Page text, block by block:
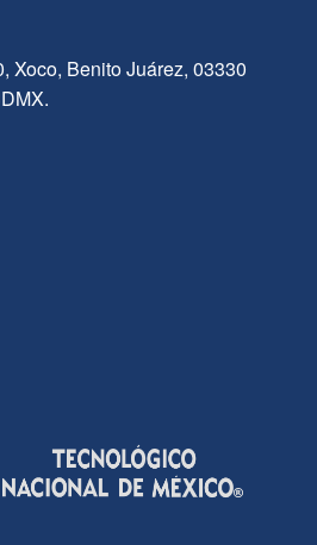
Xoco, Benito Juárez, 03330